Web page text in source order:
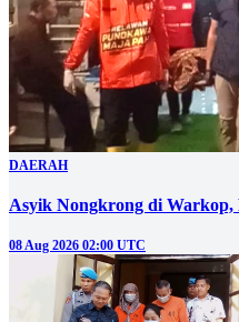
DAERAH
Asyik Nongkrong di
08 Aug 2026 02:00 UTC